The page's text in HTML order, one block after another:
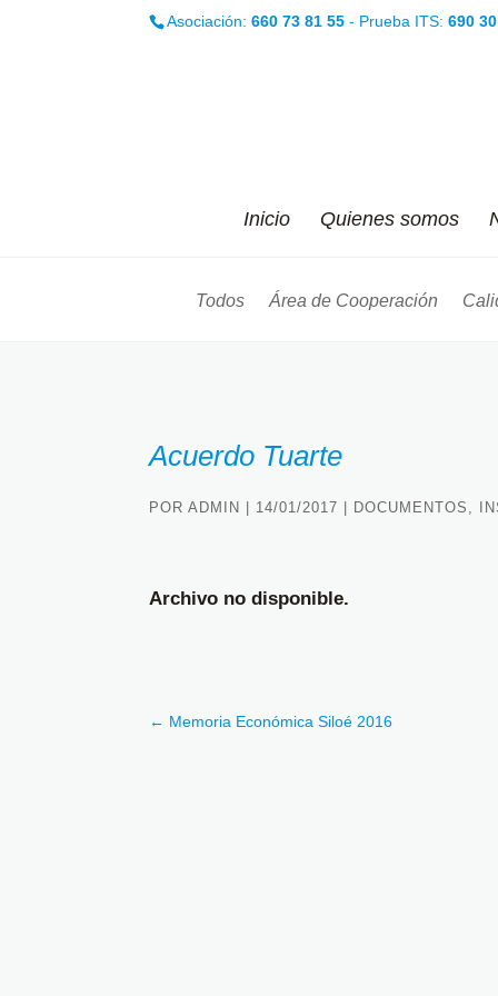
Asociación:660 73 81 55 - Prueba ITS:690
Inicio Quienes somos
Todos Área de Cooperación
Acuerdo Tuarte
PORADMIN 14/01/2017 DOCUMENTOS ,
Archivo no disponible.
← Memoria Económica Siloé 2016